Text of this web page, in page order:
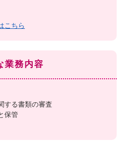
こちら
業務内容
する書類の審査
保管